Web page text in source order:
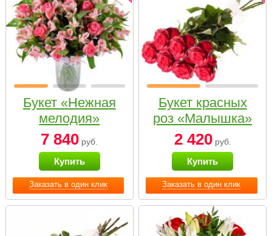
Заказать в один клик
Букет «Нежная
мелодия»
7 840 руб.
Купить
Заказать в один клик
Букет красных
роз «Малышка»
2 420руб.
Купить